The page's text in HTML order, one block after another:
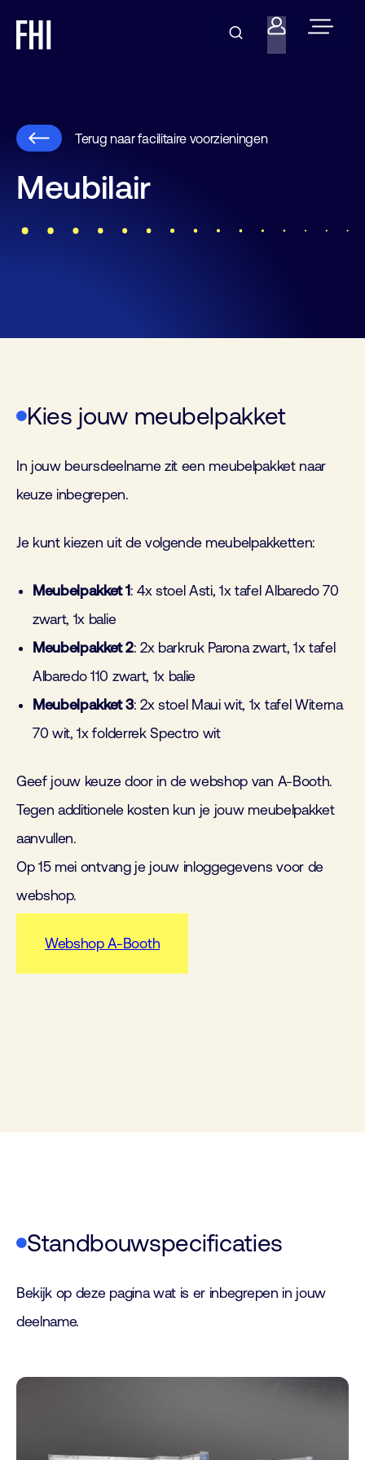
Terug naar facilitaire voorzieningen
Meubilair
Kies jouw meubelpakket
In jouw beursdeelname zit een meubelpakket naar
keuze inbegrepen.
Je kunt kiezen uit de volgende meubelpakketten:
Meubelpakket 1 : 4x stoel Asti, 1x tafel Albaredo 70
zwart, 1x balie
Meubelpakket 2: 2x barkruk Parona zwart, 1x tafel
Albaredo 110 zwart, 1x balie
Meubelpakket 3: 2x stoel Maui wit, 1x tafel Witerna
70 wit, 1x folderrek Spectro wit
Geef jouw keuze door in de webshop van A-Booth.
Tegen additionele kosten kun je jouw meubelpakket
aanvullen.
Op 15 mei ontvang je jouw inloggegevens voor de
webshop.
Webshop A-Booth
Standbouwspecificaties
Bekijk op deze pagina wat is er inbegrepen in jouw
deelname.